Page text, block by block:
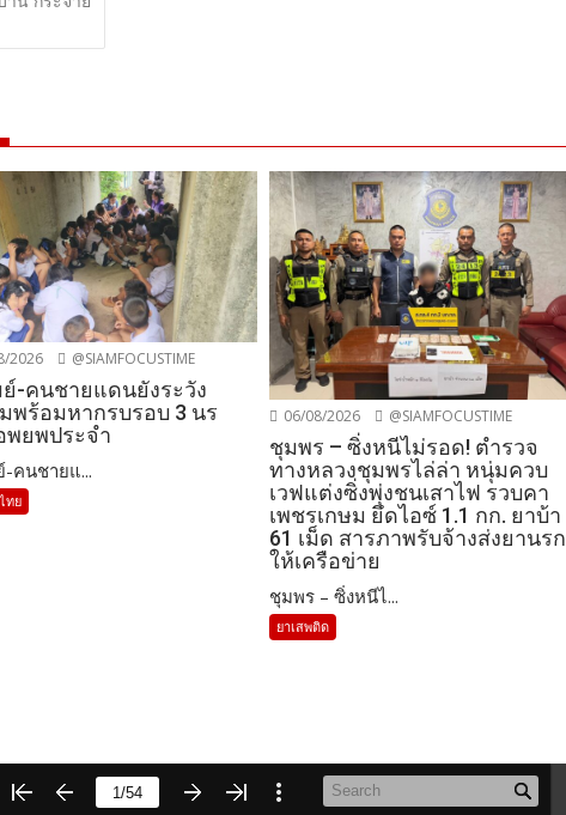
2026 @SIAMFOCUSTIME
-คนชายแดนยังระวัง
พร้อมหากรบรอบ 3 นร
ยพประจำ
-คนชายแ...
ทย
06/08/2026 @SIAMFOCUSTIME
ชุมพร – ซิ่งหนีไม่รอด! ตำรวจ
ทางหลวงชุมพรไล่ล่า หนุ่มควบ
เวฟแต่งซิ่งพุ่งชนเสาไฟ รวบคา
เพชรเกษม ยึดไอซ์ 1.1 กก. ยาบ้า
61 เม็ด สารภาพรับจ้างส่งยานรก
ให้เครือข่าย
ชุมพร – ซิ่งหนีไ...
ยาเสพติด